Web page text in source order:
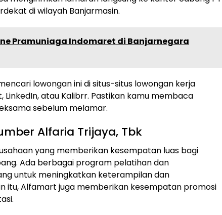
di wilayah Banjarmasin.
Pramuniaga Indomaret di Banjarnegara
lowongan ini di situs-situs lowongan kerja
atau Kalibrr. Pastikan kamu membaca
sebelum melamar.
Alfaria Trijaya, Tbk
yang memberikan kesempatan luas bagi
Ada berbagai program pelatihan dan
untuk meningkatkan keterampilan dan
itu, Alfamart juga memberikan kesempatan promosi